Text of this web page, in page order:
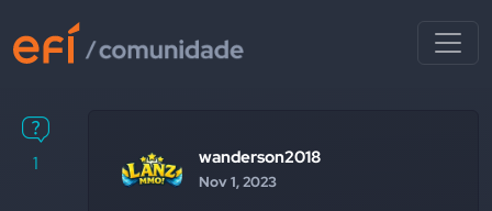
1 wanderson2018
Nov 1, 2023